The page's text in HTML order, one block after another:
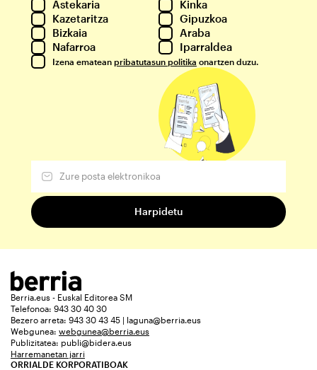
Astekaria
Kinka
Kazetaritza
Gipuzkoa
Bizkaia
Araba
Nafarroa
Iparraldea
Izena ematean pribatutasun politika onartzen duzu.
Berria.eus - Euskal Editorea SM
Telefonoa: 943 30 40 30
Bezero arreta: 943 30 43 45 | laguna@berria.eus
Webgunea: webgunea@berria.eus
Publizitatea: publi@bidera.eus
Harremanetan jarri
ORRIALDE KORPORATIBOAK